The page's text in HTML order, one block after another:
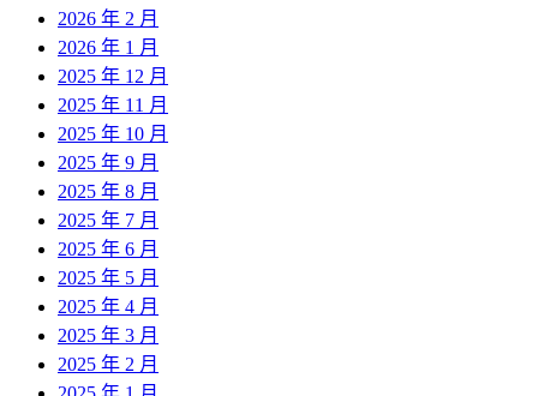
2026 年 2 月
2026 年 1 月
2025 年 12 月
2025 年 11 月
2025 年 10 月
2025 年 9 月
2025 年 8 月
2025 年 7 月
2025 年 6 月
2025 年 5 月
2025 年 4 月
2025 年 3 月
2025 年 2 月